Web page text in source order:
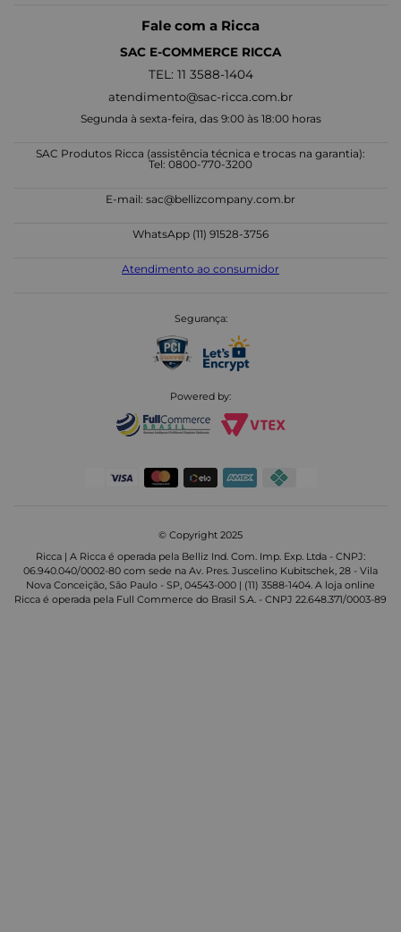
Fale com a Ricca
SAC E-COMMERCE RICCA
TEL: 11 3588-1404
atendimento@sac-ricca.com.br
Segunda à sexta-feira, das 9:00 às 18:00 horas
SAC Produtos Ricca (assistência técnica e trocas na garantia):
Tel: 0800-770-3200
E-mail: sac@bellizcompany.com.br
WhatsApp (11) 91528-3756
Atendimento ao consumidor
Segurança:
Powered by:
© Copyright 2025
Ricca | A Ricca é operada pela Belliz Ind. Com. Imp. Exp. Ltda - CNPJ:
06.940.040/0002-80 com sede na Av. Pres. Juscelino Kubitschek, 28 - Vila
Nova Conceição, São Paulo - SP, 04543-000 | (11) 3588-1404. A loja online
Ricca é operada pela Full Commerce do Brasil S.A. - CNPJ 22.648.371/0003-89